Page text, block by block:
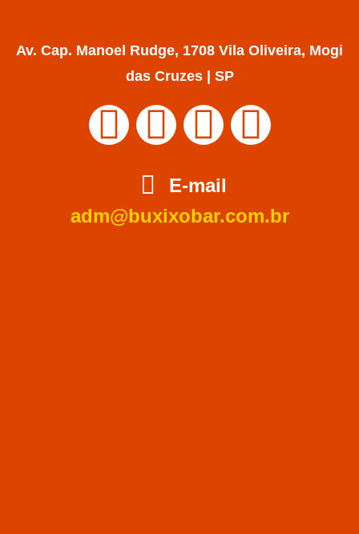
Av. Cap. Manoel Rudge, 1708 Vila Oliveira, Mogi
das Cruzes | SP
E-mail
adm@buxixobar.com.br